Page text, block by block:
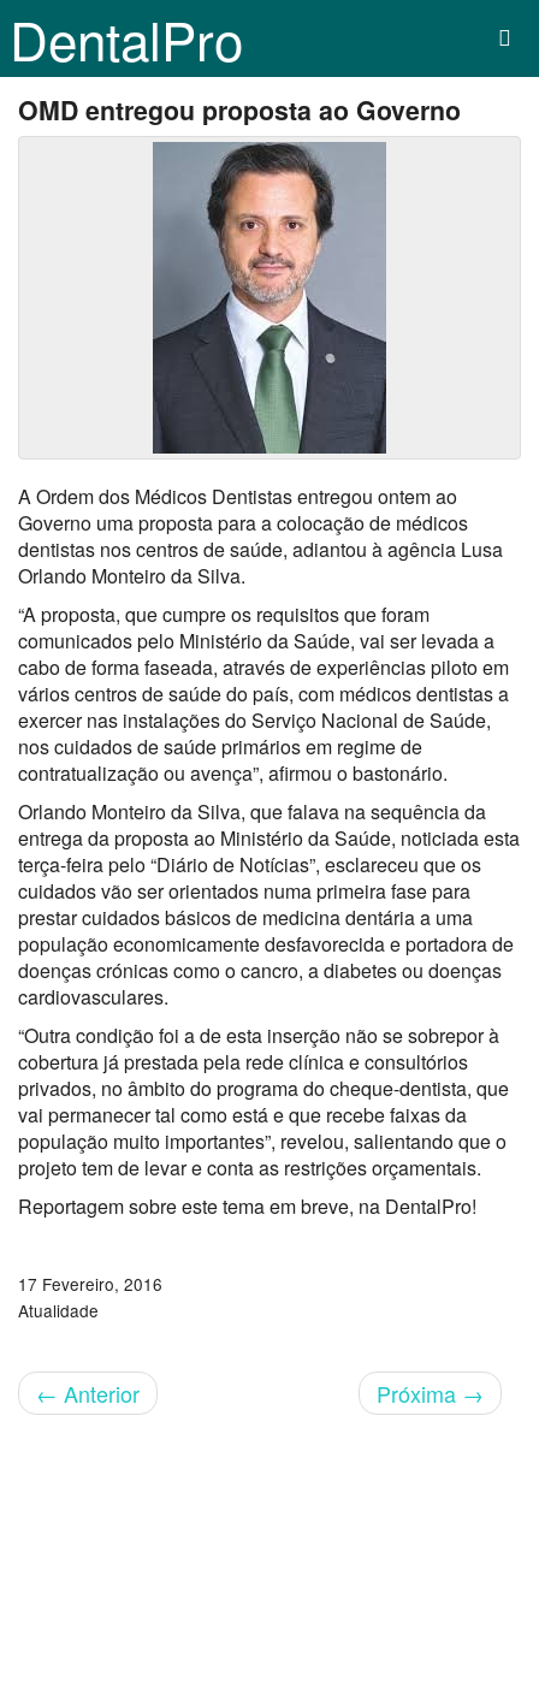
DentalPro
OMD entregou proposta ao Governo
A Ordem dos Médicos Dentistas entregou ontem ao
Governo uma proposta para a colocação de médicos
dentistas nos centros de saúde, adiantou à agência Lusa
Orlando Monteiro da Silva.
“A proposta, que cumpre os requisitos que foram
comunicados pelo Ministério da Saúde, vai ser levada a
cabo de forma faseada, através de experiências piloto em
vários centros de saúde do país, com médicos dentistas a
exercer nas instalações do Serviço Nacional de Saúde,
nos cuidados de saúde primários em regime de
contratualização ou avença”, afirmou o bastonário.
Orlando Monteiro da Silva, que falava na sequência da
entrega da proposta ao Ministério da Saúde, noticiada esta
terça-feira pelo “Diário de Notícias”, esclareceu que os
cuidados vão ser orientados numa primeira fase para
prestar cuidados básicos de medicina dentária a uma
população economicamente desfavorecida e portadora de
doenças crónicas como o cancro, a diabetes ou doenças
cardiovasculares.
“Outra condição foi a de esta inserção não se sobrepor à
cobertura já prestada pela rede clínica e consultórios
privados, no âmbito do programa do cheque-dentista, que
vai permanecer tal como está e que recebe faixas da
população muito importantes”, revelou, salientando que o
projeto tem de levar e conta as restrições orçamentais.
Reportagem sobre este tema em breve, na DentalPro!
17 Fevereiro, 2016
Atualidade
← Anterior Próxima →